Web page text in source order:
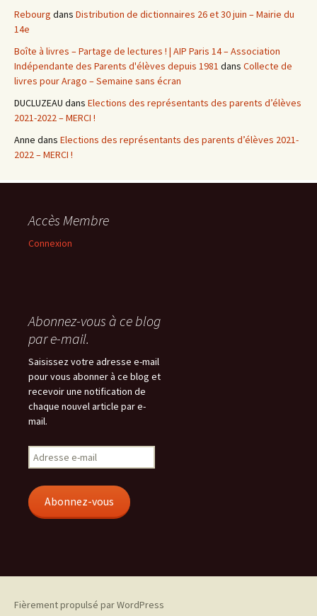
Rebourg dans Distribution de dictionnaires 26 et 30 juin – Mairie du
14e
Boîte à livres – Partage de lectures ! | AIP Paris 14 – Association
Indépendante des Parents d'élèves depuis 1981 dans Collecte de
livres pour Arago – Semaine sans écran
DUCLUZEAU dans Elections des représentants des parents d’élèves
2021-2022 – MERCI !
Anne dans Elections des représentants des parents d’élèves 2021-
2022 – MERCI !
Accès Membre
Connexion
Abonnez-vous à ce blog
par e-mail.
Saisissez votre adresse e-mail
pour vous abonner à ce blog et
recevoir une notification de
chaque nouvel article par e-
mail.
Adresse
e-
Abonnez-vous
Fièrement propulsé par WordPress